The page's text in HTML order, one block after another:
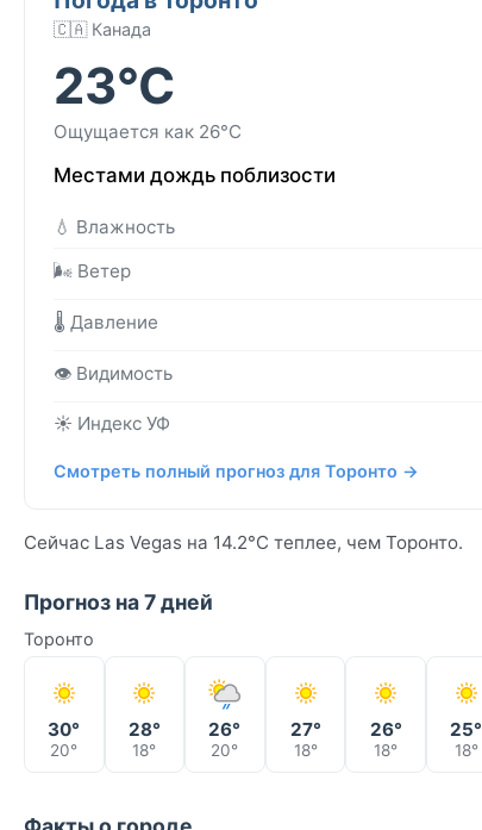
🇨🇦 Канада
23°C
Ощущается как 26°C
Местами дождь поблизости
💧 Влажность
🌬️ Ветер
🌡️ Давление
👁️ Видимость
☀️ Индекс УФ
Смотреть полный прогноз для Торонто →
Сейчас Las Vegas на 14.2°C теплее, чем Торонто.
Прогноз на 7 дней
Торонто
30°
20°
28°
18°
26°
20°
27°
18°
26°
18°
25°
18°